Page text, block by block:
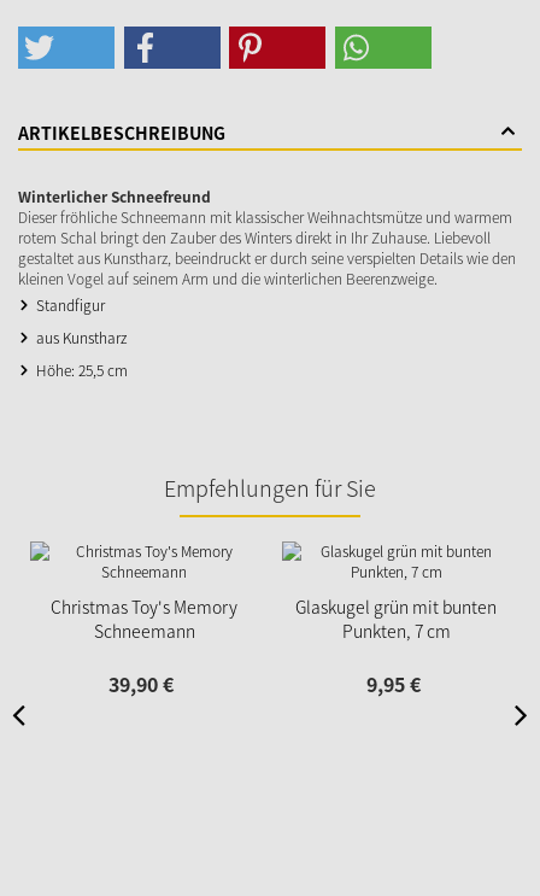
ARTIKELBESCHREIBUNG
Winterlicher Schneefreund
Dieser fröhliche Schneemann mit klassischer Weihnachtsmütze und warmem
rotem Schal bringt den Zauber des Winters direkt in Ihr Zuhause. Liebevoll
gestaltet aus Kunstharz, beeindruckt er durch seine verspielten Details wie den
kleinen Vogel auf seinem Arm und die winterlichen Beerenzweige.
Standfigur
aus Kunstharz
Höhe: 25,5 cm
Empfehlungen für Sie
Christmas Toy's Memory
Schneemann
39,90€
Glaskugel grün mit bunten
Punkten, 7 cm
9,95€